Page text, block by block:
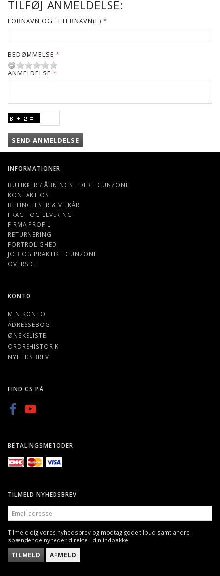
TILFØJ ANMELDELSE:
FORNAVN OG EFTERNAVN(E)
BEDØMMELSE
ANMELDELSE
SEND ANMELDELSE
INFORMATIONER
BUTIKKER / ÅBNINGSTIDER I GUNZONE
KONTAKT OS
BETINGELSER & VILKÅR
FRAGT OG LEVERING
FIRMA PROFIL
RETURNERING
FORTROLIGHED
JOB OG PRAKTIK I GUNZONE
OVERSIGT
KONTO
MIN KONTO
ADRESSEBOG
ØNSKELISTE
ORDREHISTORIK
NYHEDSBREV
FIND OS PÅ
BETALINGSMETODER
TILMELD NYHEDSBREV
EMAIL-
ADRESSE
Tilmeld dig vores nyhedsbrev og modtag gode tilbud samt andre
spændende nyheder direkte i din indbakke.
TILMELD AFMELD